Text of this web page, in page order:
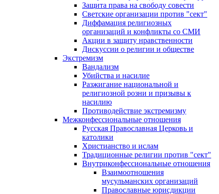
Защита права на свободу совести
Светские организации против "сект"
Диффамация религиозных
организаций и конфликты со СМИ
Акции в защиту нравственности
Дискуссии о религии и обществе
Экстремизм
Вандализм
Убийства и насилие
Разжигание национальной и
религиозной розни и призывы к
насилию
Противодействие экстремизму
Межконфессиональные отношения
Русская Православная Церковь и
католики
Христианство и ислам
Традиционные религии против "сект"
Внутриконфессиональные отношения
Взаимоотношения
мусульманских организаций
Православные юрисдикции